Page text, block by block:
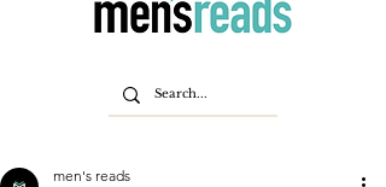
men's reads